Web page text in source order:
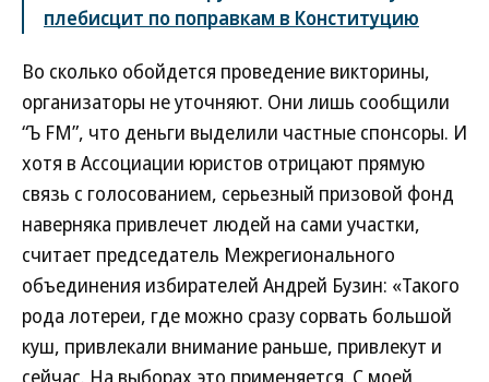
плебисцит по поправкам в Конституцию
Во сколько обойдется проведение викторины,
организаторы не уточняют. Они лишь сообщили
“Ъ FM”, что деньги выделили частные спонсоры. И
хотя в Ассоциации юристов отрицают прямую
связь с голосованием, серьезный призовой фонд
наверняка привлечет людей на сами участки,
считает председатель Межрегионального
объединения избирателей Андрей Бузин: «Такого
рода лотереи, где можно сразу сорвать большой
куш, привлекали внимание раньше, привлекут и